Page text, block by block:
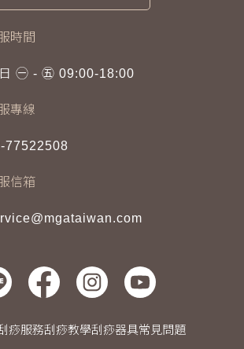
時間
㊀ - ㊄ 09:00-18:00
專線
77522508
信箱
痧服務刮痧教學刮痧器具常見問題